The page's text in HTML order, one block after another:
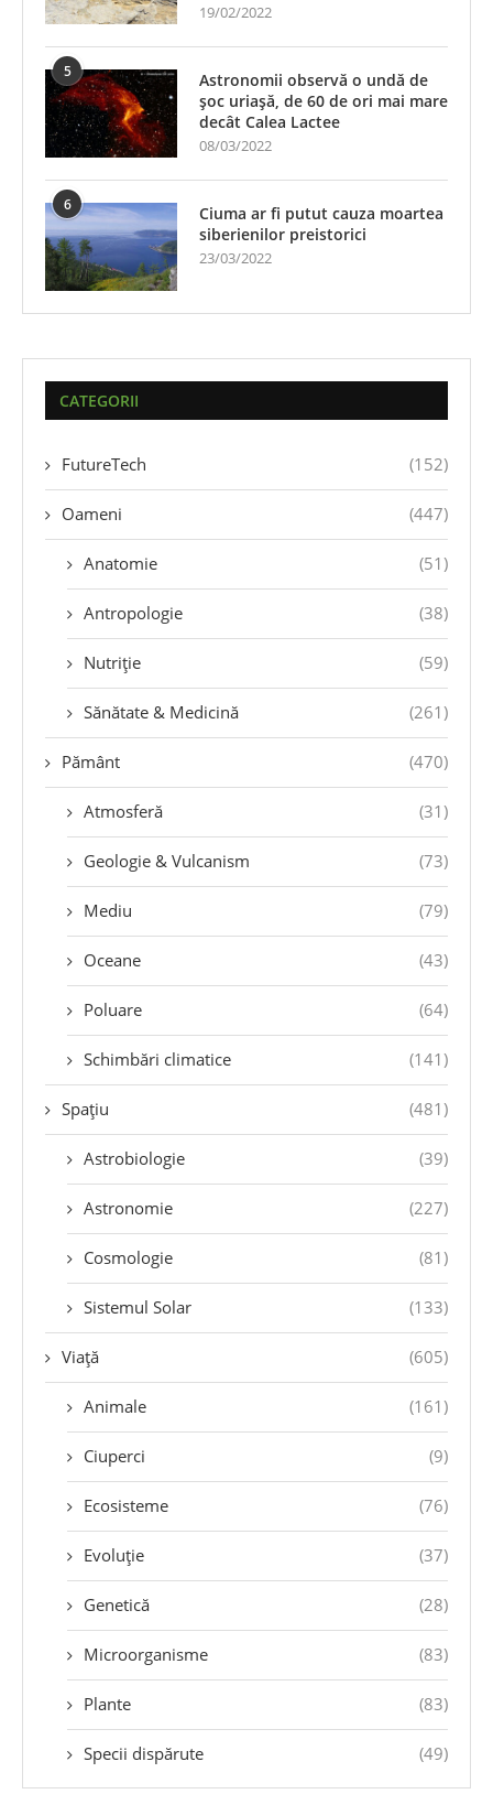
19/02/2022
5
Astronomii observă o undă de
șoc uriașă, de 60 de ori mai mare
decât Calea Lactee
08/03/2022
6
Ciuma ar fi putut cauza moartea
siberienilor preistorici
23/03/2022
CATEGORII
FutureTech (152)
Oameni (447)
Anatomie (51)
Antropologie (38)
Nutriție (59)
Sănătate & Medicină (261)
Pământ (470)
Atmosferă (31)
Geologie & Vulcanism (73)
Mediu (79)
Oceane (43)
Poluare (64)
Schimbări climatice (141)
Spațiu (481)
Astrobiologie (39)
Astronomie (227)
Cosmologie (81)
Sistemul Solar (133)
Viață (605)
Animale (161)
Ciuperci (9)
Ecosisteme (76)
Evoluție (37)
Genetică (28)
Microorganisme (83)
Plante (83)
Specii dispărute (49)